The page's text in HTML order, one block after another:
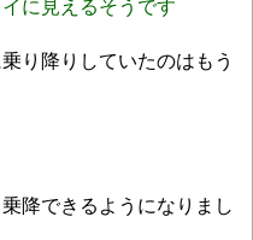
に見えるそうです
り降りしていたのはもう
降できるようになりまし